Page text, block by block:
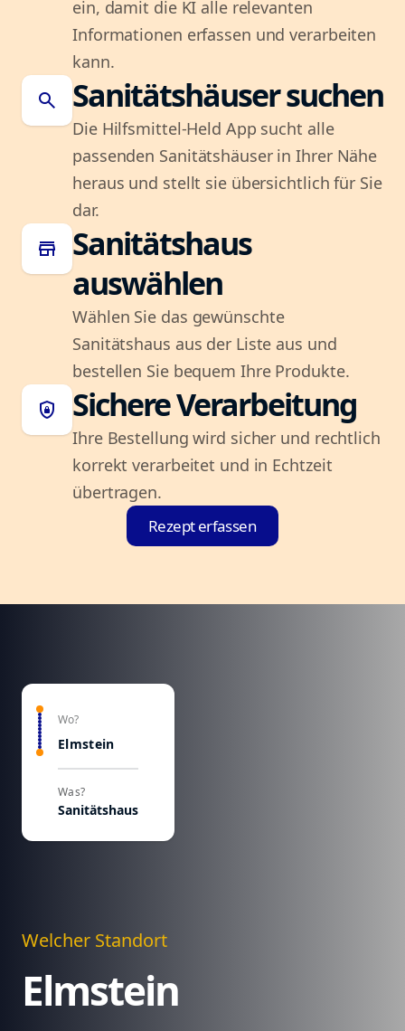
ein, damit die KI alle relevanten
Informationen erfassen und verarbeiten
kann.
search Sanitätshäuser suchen
Die Hilfsmittel-Held App sucht alle
passenden Sanitätshäuser in Ihrer Nähe
heraus und stellt sie übersichtlich für Sie
dar.
store
Sanitätshaus
auswählen
Wählen Sie das gewünschte
Sanitätshaus aus der Liste aus und
bestellen Sie bequem Ihre Produkte.
shield_lock Sichere Verarbeitung
Ihre Bestellung wird sicher und rechtlich
korrekt verarbeitet und in Echtzeit
übertragen.
Rezept erfassen
Wo?
Elmstein
Was?
Sanitätshaus
Welcher Standort
Elmstein